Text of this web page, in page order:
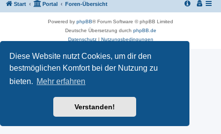
Diese Website nutzt Cookies, um dir den
bestmöglichen Komfort bei der Nutzung zu
bieten. Mehr erfahren
Verstanden!
Start Portal Foren-Übersicht
Powered by phpBB® Forum Software © phpBB Limited
Deutsche Übersetzung durch phpBB.de
Datenschutz| Nutzungsbedingungen